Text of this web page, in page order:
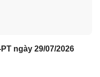
ngày 29/07/2026